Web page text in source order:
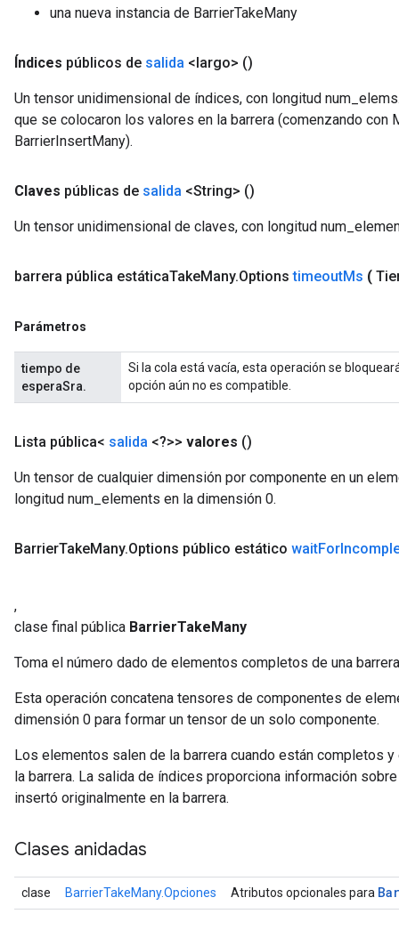
una nueva instancia de BarrierTakeMany
Índices públicos de salida <largo> ()
Un tensor unidimensional de índices, con longitud
que se colocaron los valores en la barrera (comenzando con
BarrierInsertMany).
Claves públicas de salida <String> ()
Un tensor unidimensional de claves, con longitud
barrera pública estáticaTakeMany.OptionstimeoutMs (
Parámetros
tiempo de
esperaSra.
Si la cola está vacía, esta operación se
opción aún no es compatible.
Lista pública< salida <?>> valores ()
Un tensor de cualquier dimensión por componente en un
longitud num_elements en la dimensión 0.
BarrierTakeMany.Options público estático waitFor
,
clase final pública BarrierTakeMany
Toma el número dado de elementos completos de una
Esta operación concatena tensores de componentes de
dimensión 0 para formar un tensor de un solo componente.
Los elementos salen de la barrera cuando están completos
la barrera. La salida de índices proporciona información
insertó originalmente en la barrera.
Clases anidadas
clase BarrierTakeMany.Opciones Atributos opcionales para